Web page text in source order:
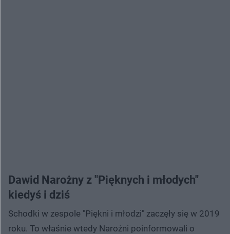
Dawid Narożny z "Pięknych i młodych"
kiedyś i dziś
Schodki w zespole "Piękni i młodzi" zaczęły się w 2019
roku. To właśnie wtedy Narożni poinformowali o